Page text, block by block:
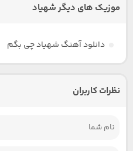
موزیک های دیگر شهیاد
دانلود آهنگ شهیاد چی بگم
نظرات کاربران